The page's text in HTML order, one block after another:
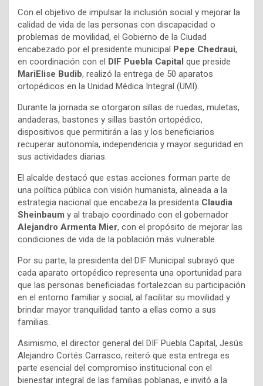
Con el objetivo de impulsar la inclusión social y mejorar la
calidad de vida de las personas con discapacidad o
problemas de movilidad, el Gobierno de la Ciudad
encabezado por el presidente municipal Pepe Chedraui,
en coordinación con el DIF Puebla Capital que preside
MariElise Budib, realizó la entrega de 50 aparatos
ortopédicos en la Unidad Médica Integral (UMI).
Durante la jornada se otorgaron sillas de ruedas, muletas,
andaderas, bastones y sillas bastón ortopédico,
dispositivos que permitirán a las y los beneficiarios
recuperar autonomía, independencia y mayor seguridad en
sus actividades diarias.
El alcalde destacó que estas acciones forman parte de
una política pública con visión humanista, alineada a la
estrategia nacional que encabeza la presidenta Claudia
Sheinbaum y al trabajo coordinado con el gobernador
Alejandro Armenta Mier, con el propósito de mejorar las
condiciones de vida de la población más vulnerable.
Por su parte, la presidenta del DIF Municipal subrayó que
cada aparato ortopédico representa una oportunidad para
que las personas beneficiadas fortalezcan su participación
en el entorno familiar y social, al facilitar su movilidad y
brindar mayor tranquilidad tanto a ellas como a sus
familias.
Asimismo, el director general del DIF Puebla Capital, Jesús
Alejandro Cortés Carrasco, reiteró que esta entrega es
parte esencial del compromiso institucional con el
bienestar integral de las familias poblanas, e invitó a la